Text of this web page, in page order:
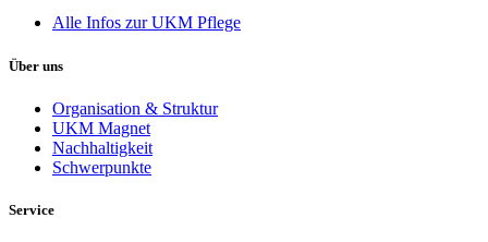
Alle Infos zur UKM Pflege
Über uns
Organisation & Struktur
UKM Magnet
Nachhaltigkeit
Schwerpunkte
Service